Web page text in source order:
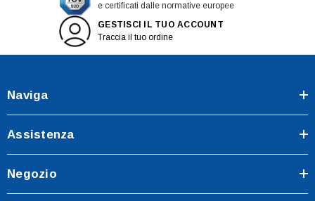
e certificati dalle normative europee
GESTISCI IL TUO ACCOUNT
Traccia il tuo ordine
Naviga
Assistenza
Negozio